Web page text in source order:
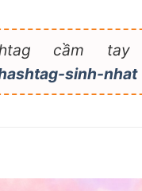
cầm
sinh-nhat